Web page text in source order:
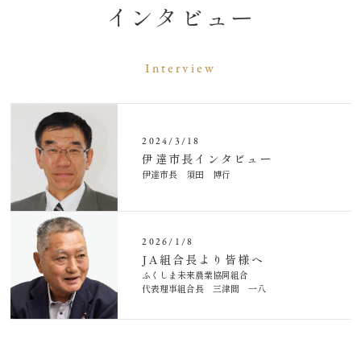
インタビュー
Interview
2024/3/18
伊達市長インタビュー
伊達市長 須田 博行
2026/1/8
JA組合長より皆様へ
ふくしま未来農業協同組合
代表理事組合長 三津間 一八